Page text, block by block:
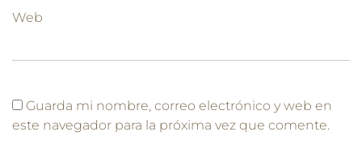
Web
Guarda mi nombre, correo electrónico y web en
este navegador para la próxima vez que comente.